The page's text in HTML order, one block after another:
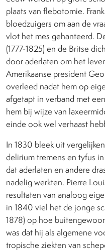
plaats van flebotomie.
bloedzuigers om aan de
vlot het mes gehanteerd.
(1777-1825) en de Britse
door aderlaten om het
Amerikaanse president
overleed nadat hem op
afgetapt in verband met
hem bij wijze van
einde ook wel verhaast
In 1830 bleek uit
delirium tremens en tyfus
dat aderlaten en andere
nadelig werkten. Pierre
resultaten van analoog
in 1840 viel het de jonge
1878) op hoe
was dat hij als algemene
tropische ziekten van